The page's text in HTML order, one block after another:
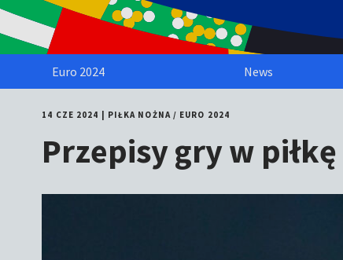
Euro 2024 News
14 CZE 2024 PIŁKA NOŻNA/ EURO 2024
Przepisy gry w